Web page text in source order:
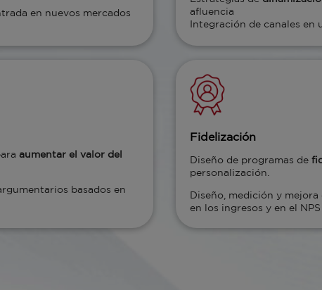
en nuevos mercados
afluencia
Integración de canales en
aumentar el valor del
basados en
Fidelización
Diseño de programas de
personalización.
Diseño, medición y
en los ingresos y en el NPS